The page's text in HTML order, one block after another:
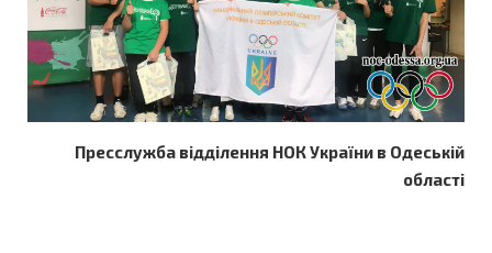
Пресслужба відділення НОК України в Одеській
області